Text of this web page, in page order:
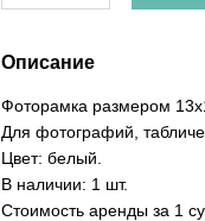
Описание
Фоторамка размером
Для фотографий,
Цвет: белый.
В наличии: 1 шт.
Стоимость аренды за 1